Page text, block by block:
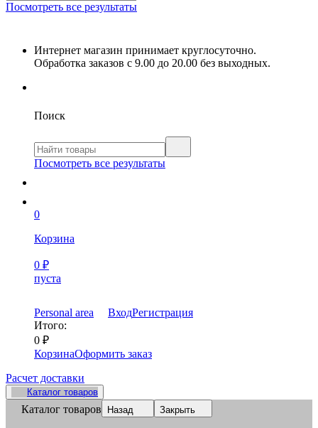
Посмотреть все результаты
Интернет магазин принимает круглосуточно.
Обработка заказов с 9.00 до 20.00 без выходных.
Поиск
Посмотреть все результаты
0
Корзина
0 ₽
пуста
Personal area ВходРегистрация
Итого:
0 ₽
КорзинаОформить заказ
Расчет доставки
Каталог товаров
Каталог товаров Назад Закрыть